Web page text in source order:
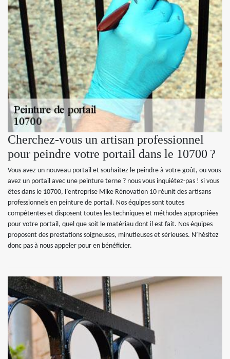
Cherchez-vous un artisan professionnel
pour peindre votre portail dans le 10700 ?
Vous avez un nouveau portail et souhaitez le peindre à votre goût, ou vous
avez un portail avec une peinture terne ? nous vous inquiétez-pas ! si vous
êtes dans le 10700, l’entreprise Mike Rénovation 10 réunit des artisans
professionnels en peinture de portail. Nos équipes sont toutes
compétentes et disposent toutes les techniques et méthodes appropriées
pour votre portail, quel que soit le matériau dont il est fait. Nos équipes
proposent des prestations soigneuses, minutieuses et sérieuses. N’hésitez
donc pas à nous appeler pour en bénéficier.